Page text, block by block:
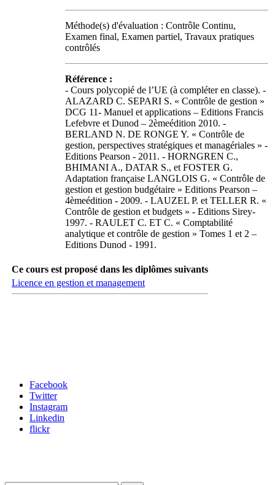
Méthode(s) d'évaluation : Contrôle Continu,
Examen final, Examen partiel, Travaux pratiques
contrôlés
Référence :
- Cours polycopié de l’UE (à compléter en classe). -
ALAZARD C. SEPARI S. « Contrôle de gestion »
DCG 11- Manuel et applications – Editions Francis
Lefebvre et Dunod – 2èmeédition 2010. -
BERLAND N. DE RONGE Y. « Contrôle de
gestion, perspectives stratégiques et managériales » -
Editions Pearson - 2011. - HORNGREN C.,
BHIMANI A., DATAR S., et FOSTER G.
Adaptation française LANGLOIS G. « Contrôle de
gestion et gestion budgétaire » Editions Pearson –
4èmeédition - 2009. - LAUZEL P. et TELLER R. «
Contrôle de gestion et budgets » - Editions Sirey-
1997. - RAULET C. ET C. « Comptabilité
analytique et contrôle de gestion » Tomes 1 et 2 –
Editions Dunod - 1991.
Ce cours est proposé dans les diplômes suivants
Licence en gestion et management
Facebook
Twitter
Instagram
Linkedin
flickr